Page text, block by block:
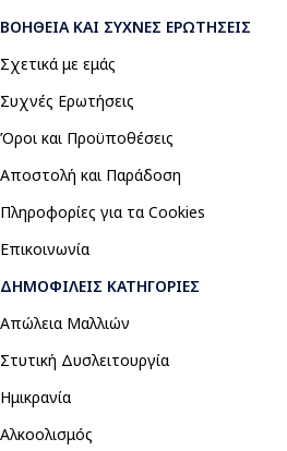
ΒΟΉΘΕΙΑ ΚΑΙ ΣΥΧΝΈΣ ΕΡΩΤΉΣΕΙΣ
Σχετικά με εμάς
Συχνές Ερωτήσεις
Όροι και Προϋποθέσεις
Αποστολή και Παράδοση
Πληροφορίες για τα Cookies
Επικοινωνία
ΔΗΜΟΦΙΛΕΊΣ ΚΑΤΗΓΟΡΊΕΣ
Απώλεια Μαλλιών
Στυτική Δυσλειτουργία
Ημικρανία
Αλκοολισμός